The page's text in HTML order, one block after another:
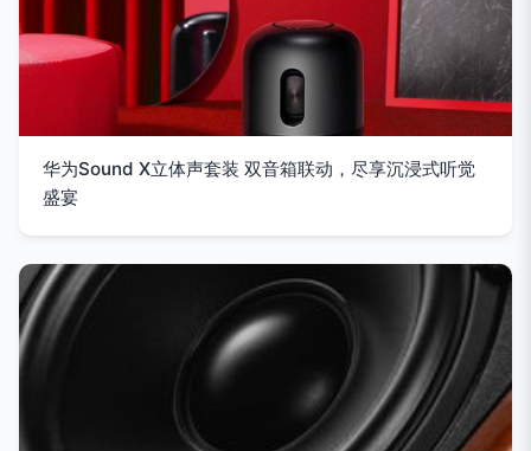
华为Sound X立体声套装 双音箱联动，尽享沉浸式听觉
盛宴